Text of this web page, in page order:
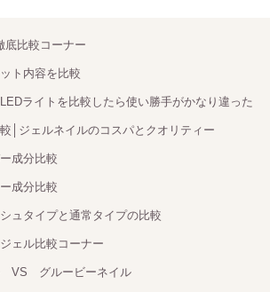
底比較コーナー
ト内容を比較
ライトを比較したら使い勝手がかなり違った
│ジェルネイルのコスパとクオリティー
成分比較
成分比較
ュタイプと通常タイプの比較
ェル比較コーナー
VS グルービーネイル